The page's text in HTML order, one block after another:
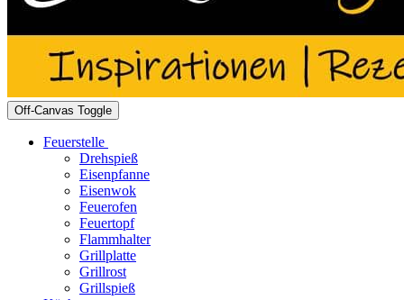
Off-Canvas Toggle
Feuerstelle
Drehspieß
Eisenpfanne
Eisenwok
Feuerofen
Feuertopf
Flammhalter
Grillplatte
Grillrost
Grillspieß